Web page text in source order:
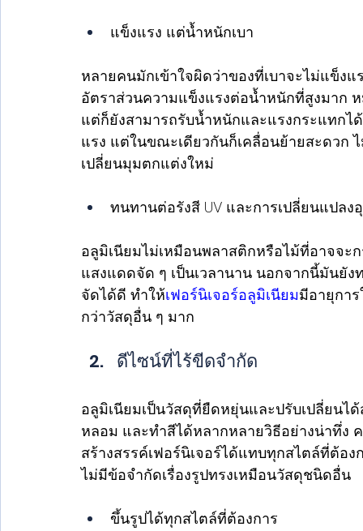
แข็งแรง แต่น้ำหนักเบา
หลายคนมักเข้าใจผิดว่าของที่เบาจะไม่แข็
อัตราส่วนความแข็งแรงต่อน้ำหนักที่สูงมาก
แต่ก็ยังสามารถรับน้ำหนักและแรงกระแทกไ
แรง แต่ในขณะเดียวกันก็เคลื่อนย้ายสะดวก
เปลี่ยนมุมตกแต่งใหม่
ทนทานต่อรังสี UV และการเปลี่ยนแปล
อลูมิเนียมไม่เหมือนพลาสติกหรือไม้ที่อาจจะ
แสงแดดจัด ๆ เป็นเวลานาน นอกจากนี้มันยั
จัดได้ดี ทำให้เฟอร์นิเจอร์อลูมิเนียมมีอายุกา
กว่าวัสดุอื่น ๆ มาก
ดีไซน์ที่ไร้ขีดจำกัด
อลูมิเนียมเป็นวัสดุที่ยืดหยุ่นและปรับเปลี่ยน
หลอม และทำสีได้หลากหลายวิธีอย่างน่าทึ่ง
สร้างสรรค์เฟอร์นิเจอร์ได้แทบทุกสไตล์ที่ต้อ
ไม่มีข้อจำกัดเรื่องรูปทรงเหมือนวัสดุชนิดอื่น
ขึ้นรูปได้ทุกสไตล์ที่ต้องการ